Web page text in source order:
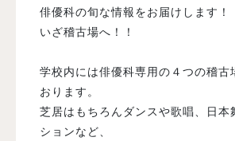
オープンキャンパス
訪問者別メニュー
俳優科の旬な情報をお届けします！
いざ稽古場へ！！
学校内には俳優科専用の４つの稽古
おります。
芝居はもちろんダンスや歌唱、日本
ションなど、